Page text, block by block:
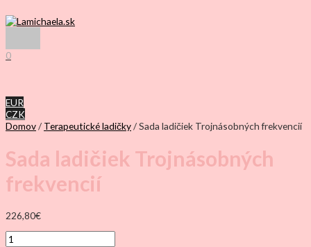
0
EUR
CZK
Domov/ Terapeutické ladičky/ Sada ladičiek Trojnásobných frekvencií
Sada ladičiek Trojnásobných
frekvencií
226,80€